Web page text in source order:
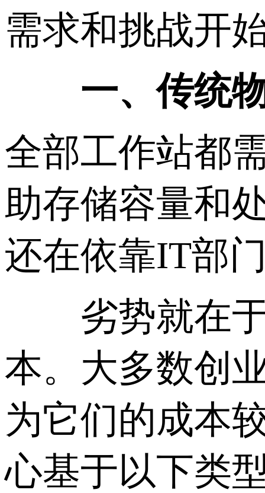
需求和挑战开
一、传统物
全部工作站都
助存储容量和
还在依靠IT部
劣势就在于
本。大多数创
为它们的成本
心基于以下类